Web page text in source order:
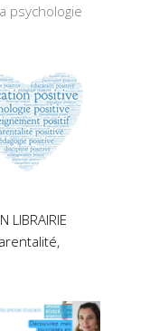
psychologie
LIBRAIRIE